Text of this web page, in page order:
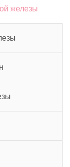
железы